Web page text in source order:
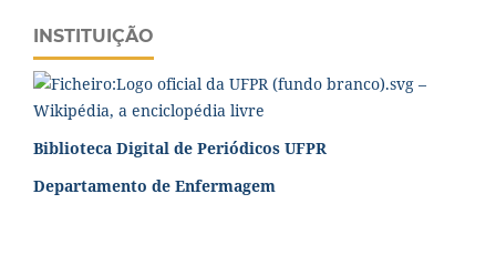
INSTITUIÇÃO
Biblioteca Digital de Periódicos UFPR
Departamento de Enfermagem